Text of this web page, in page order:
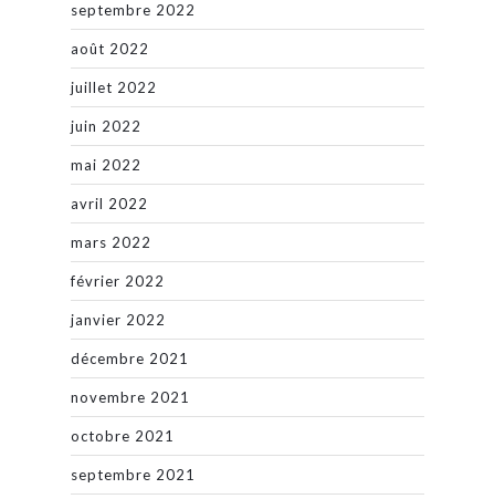
septembre 2022
août 2022
juillet 2022
juin 2022
mai 2022
avril 2022
mars 2022
février 2022
janvier 2022
décembre 2021
novembre 2021
octobre 2021
septembre 2021